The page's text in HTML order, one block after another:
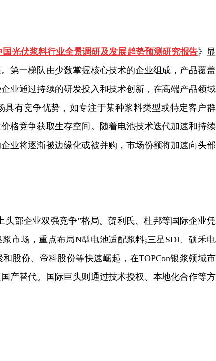
国光伏浆料行业全景调研及发展趋势预测研究报告》显
第一梯队由少数掌握核心技术的企业组成，产品覆盖
业通过持续的研发投入和技术创新，在高端产品领域
有竞争优势，如专注于某种浆料类型或特定客户群
格竞争获取生存空间。随着电池技术迭代加速和持续
业将逐渐被边缘化或被并购，市场份额将加速向头部
头部企业双强竞争”格局。贺利氏、杜邦等国际企业凭
市场，重点布局N型电池适配浆料;三星SDI、硕禾电
股份、帝科股份等快速崛起，在TOPCon银浆领域市
产替代。国际巨头则通过技术授权、本地化合作等方